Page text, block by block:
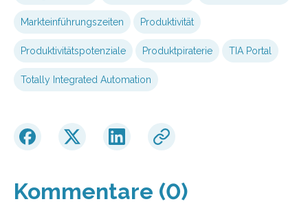
Markteinführungszeiten Produktivität
Produktivitätspotenziale Produktpiraterie TIA Portal
Totally Integrated Automation
Kommentare (0)